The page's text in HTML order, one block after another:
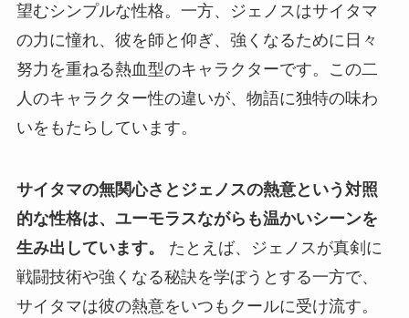
望むシンプルな性格。一方、ジェノスはサイタマ
の力に憧れ、彼を師と仰ぎ、強くなるために日々
努力を重ねる熱血型のキャラクターです。この二
人のキャラクター性の違いが、物語に独特の味わ
いをもたらしています。
サイタマの無関心さとジェノスの熱意という対照
的な性格は、ユーモラスながらも温かいシーンを
生み出しています。
たとえば、ジェノスが真剣に
戦闘技術や強くなる秘訣を学ぼうとする一方で、
サイタマは彼の熱意をいつもクールに受け流す。